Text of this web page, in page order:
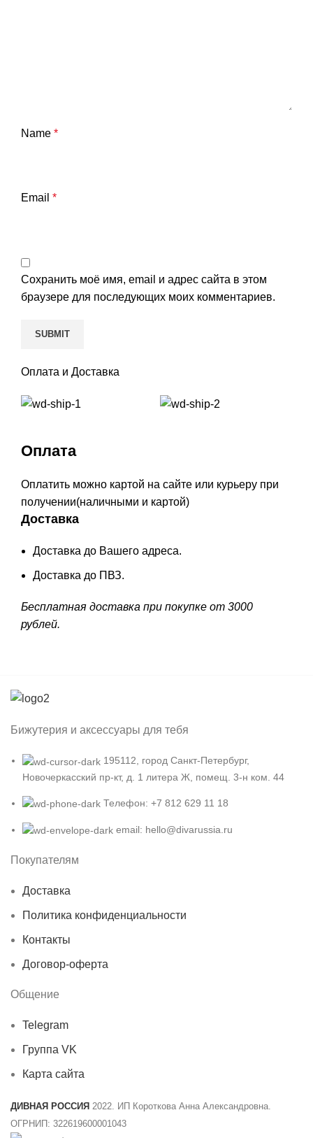
Name *
Email *
Сохранить моё имя, email и адрес сайта в этом
браузере для последующих моих комментариев.
Оплата и Доставка
Оплата
Оплатить можно картой на сайте или курьеру при
получении(наличными и картой)
Доставка
Доставка до Вашего адреса.
Доставка до ПВЗ.
Бесплатная доставка при покупке от 3000
рублей.
Бижутерия и аксессуары для тебя
195112, город Санкт-Петербург,
Новочеркасский пр-кт, д. 1 литера Ж, помещ. 3-н ком. 44
Телефон: +7 812 629 11 18
email: hello@divarussia.ru
Покупателям
Доставка
Политика конфиденциальности
Контакты
Договор-оферта
Общение
Telegram
Группа VK
Карта сайта
ДИВНАЯ РОССИЯ 2022. ИП Короткова Анна Александровна.
ОГРНИП: 322619600001043